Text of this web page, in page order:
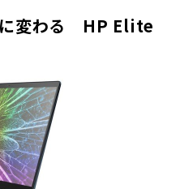
に変わる HP Elite